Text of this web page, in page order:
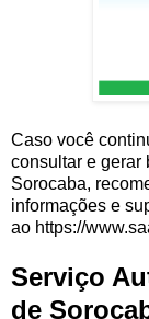
Caso você
consultar e gerar
Sorocaba,
informações e
ao https://
Serviço
de